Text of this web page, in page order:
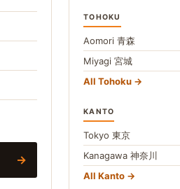
→
TOHOKU
Aomori 青森
Miyagi 宮城
All Tohoku
KANTO
Tokyo 東京
Kanagawa 神奈川
All Kanto